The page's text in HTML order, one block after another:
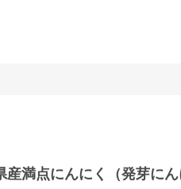
産満点にんにく（発芽に